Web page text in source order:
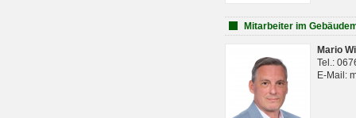
Mitarbeiter im
Mario
Tel.:
E-Mail: